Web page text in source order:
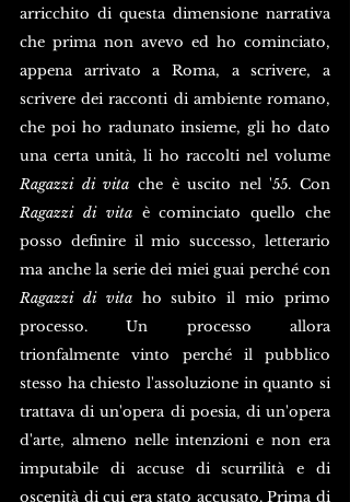
arricchito di questa dimensione narrativa
che prima non avevo ed ho cominciato,
appena arrivato a Roma, a scrivere, a
scrivere dei racconti di ambiente romano,
che poi ho radunato insieme, gli ho dato
Ragazzi di vita
Ragazzi di vita è cominciato quello che
posso definire il mio successo, letterario
Ragazzi di vita ho subito il mio primo
processo. Un processo allora
trionfalmente vinto perché il pubblico
stesso ha chiesto l'assoluzione in quanto si
trattava di un'opera di poesia, di un'opera
d'arte, almeno nelle intenzioni e non era
imputabile di accuse di scurrilità e di
oscenità di cui era stato accusato. Prima di